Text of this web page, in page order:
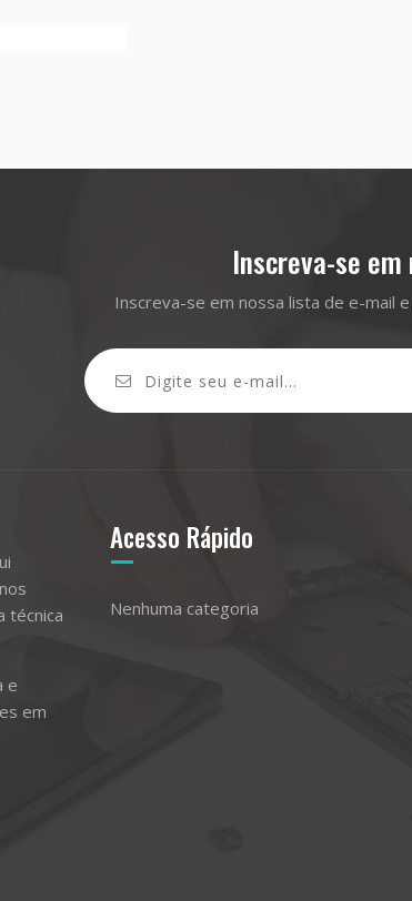
Inscreva-se em
Inscreva-se em nossa lista de e-mail
técnica
e
em
Acesso Rápido
Nenhuma categoria